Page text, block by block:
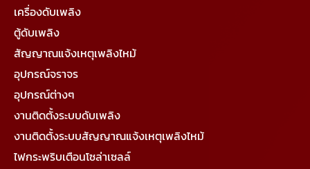
เครื่องดับเพลิง
ตู้ดับเพลิง
สัญญาณแจ้งเหตุเพลิงไหม้
อุปกรณ์จราจร
อุปกรณ์ต่างๆ
งานติดตั้งระบบดับเพลิง
งานติดตั้งระบบสัญญาณแจ้งเหตุเพลิงไหม้
ไฟกระพริบเตือนโซล่าเซลล์